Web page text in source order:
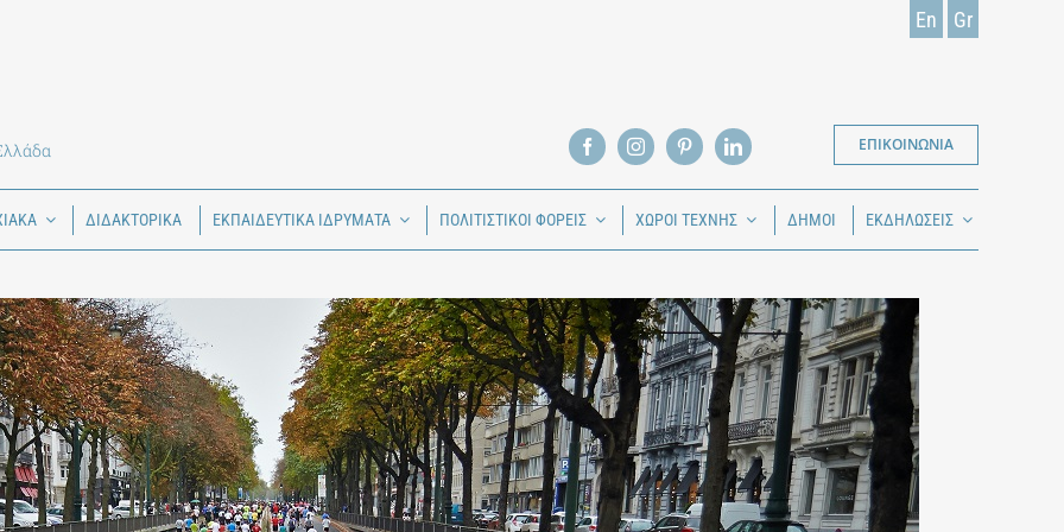
En Gr
ΕΠΙΚΟΙΝΩΝΙΑ
ΔΙΔΑΚΤΟΡΙΚΑ ΕΚΠΑΙΔΕΥΤΙΚΑ ΙΔΡΥΜΑΤΑ ΠΟΛΙΤΙΣΤΙΚΟΙ ΦΟΡΕΙΣ ΧΩΡΟΙ ΤΕΧΝΗΣ ΔΗΜΟΙ ΕΚΔΗΛΩΣΕΙΣ